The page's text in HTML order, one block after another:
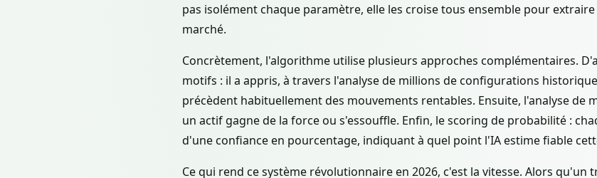
pas isolément chaque paramètre, elle les croise tous ensemble pour
marché.
Concrètement, l'algorithme utilise plusieurs approches complémentaires.
motifs : il a appris, à travers l'analyse de millions de configurations
précèdent habituellement des mouvements rentables. Ensuite, l'analyse de
un actif gagne de la force ou s'essouffle. Enfin, le scoring de probabilité :
d'une confiance en pourcentage, indiquant à quel point l'IA estime fiable
Ce qui rend ce système révolutionnaire en 2026, c'est la vitesse. Alors